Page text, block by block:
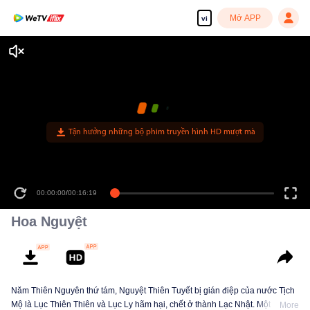
vi Mở APP
Tận hưởng những bộ phim truyền hình HD mượt mà
00:00:00/00:16:19
Hoa Nguyệt
Năm Thiên Nguyên thứ tám, Nguyệt Thiên Tuyết bị gián điệp của nước Tịch
Mộ là Lục Thiên Thiên và Lục Ly hãm hại, chết ở thành Lạc Nhật. Một nămMore